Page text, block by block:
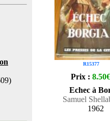
R15377
Prix : 8.50€
Echec à
Samuel
1962